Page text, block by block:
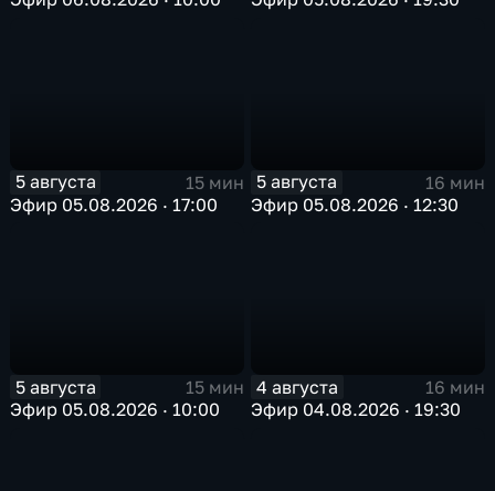
5 августа
15 мин
Эфир 05.08.2026 · 17:00
5 августа
16 мин
Эфир 05.08.2026 · 12:30
5 августа
15 мин
Эфир 05.08.2026 · 10:00
4 августа
16 мин
Эфир 04.08.2026 · 19:30